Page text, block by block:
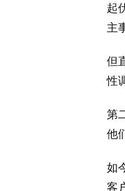
起
主
但
性
第
他
如
客